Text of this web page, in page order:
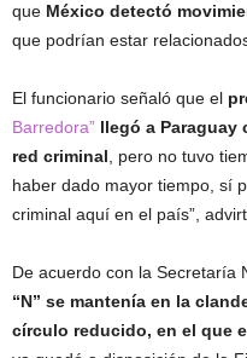
que México detectó
que podrían estar
El funcionario señaló que el
Barredora” llegó a Paraguay
red criminal , pero no tuvo
haber dado mayor tiempo, sí
criminal aquí en el país”,
De acuerdo con la Secretaría
“N” se mantenía en la
círculo reducido, en el que